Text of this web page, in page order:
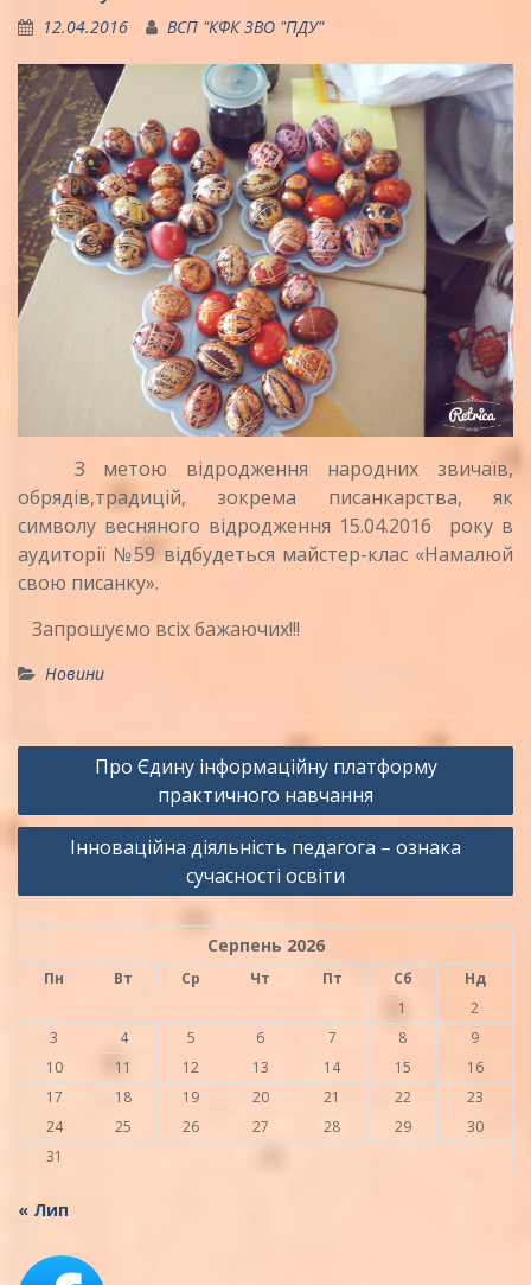
12.04.2016 ВСП "КФК ЗВО "ПДУ"
З метою відродження народних звичаїв,
обрядів,традицій, зокрема писанкарства, як
символу весняного відродження 15.04.2016 року в
аудиторії №59 відбудеться майстер-клас «Намалюй
свою писанку».
Запрошуємо всіх бажаючих!!!
Новини
Навігація
Про Єдину інформаційну платформу
практичного навчання
Інноваційна діяльність педагога – ознака
сучасності освіти
Серпень 2026
Пн Вт Ср Чт Пт Сб
Нд
1
2
3
4 5 6 7 8
9
10
11 12 13 14 15
16
17
18 19 20 21 22
23
24
25 26 27 28 29
30
31
« Лип